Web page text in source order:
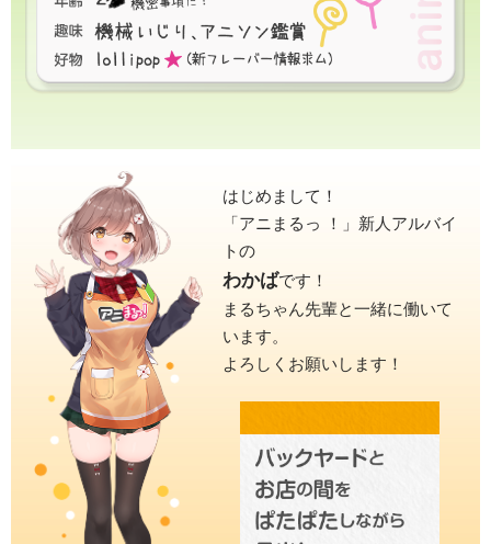
はじめまして！
「アニまるっ ！」新人アルバイ
トの
わかばです！
まるちゃん先輩と一緒に働いて
います。
よろしくお願いします！